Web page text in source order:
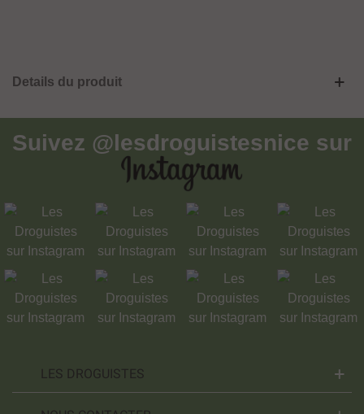
Details du produit
Suivez @lesdroguistesnice sur
LES DROGUISTES